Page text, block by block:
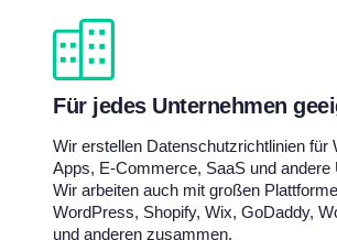
Für jedes Unternehmen
Wir erstellen Datenschutzrichtlinien für
Apps, E-Commerce, SaaS und andere
Wir arbeiten auch mit großen
WordPress, Shopify, Wix, GoDaddy,
und anderen zusammen.